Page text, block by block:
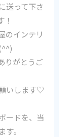
送って下さ
！
のインテリ
りがとうご
いします♡
ードを、当
。